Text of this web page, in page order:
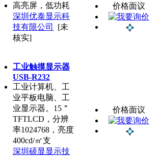
高亮屏，低功耗
深圳优泰显示科
技有限公司
[未
核实]
价格面议
工业触摸显示器
USB-R232
工业计算机、工
业平板电脑、工
业显示器。15＂
TFTLCD，分辨
率1024768，亮度
400cd/㎡支
深圳硕显显示技
价格面议